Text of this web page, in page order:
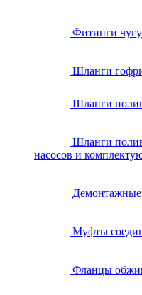
Фитинги
Шланги
Шланги
Шланги
насосов и
Демонтажные
Муфты
Фланцы